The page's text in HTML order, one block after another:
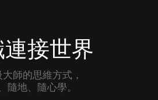
連接世界